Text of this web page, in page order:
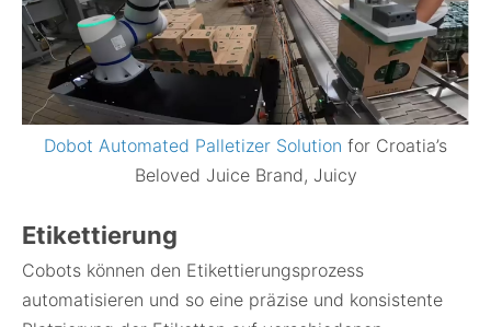
Dobot Automated Palletizer Solution for Croatia’s
Beloved Juice Brand, Juicy
Etikettierung
Cobots können den Etikettierungsprozess
automatisieren und so eine präzise und konsistente